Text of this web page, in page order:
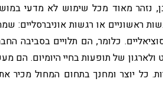
נזהר מאוד מכל שימוש לא מדעי
ראשוניים או רגשות אוניברסליים:
כלומר, הם תלויים בסביבה
ולארגון של תופעות בחיי היומיום.
כל יוצר ומחנך בתחום המחול